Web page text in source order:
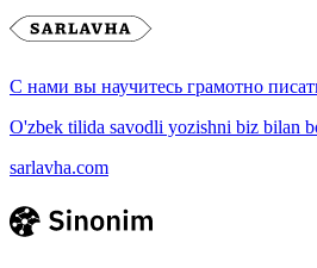
С нами вы научитесь грамотно
O'zbek tilida savodli yozishni biz bilan
sarlavha.com